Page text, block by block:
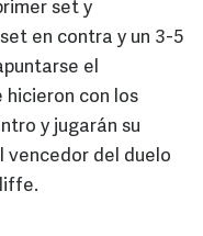
set y
en contra y un 3-5
el
hicieron con los
y jugarán su
vencedor del duelo